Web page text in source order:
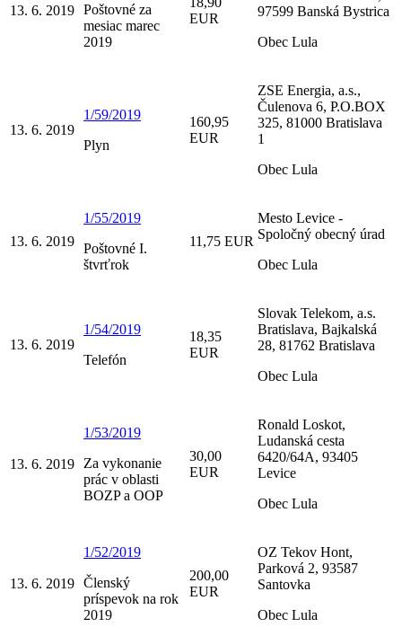
13. 6. 2019 Poštovné za
mesiac marec
2019
EUR
97599 Banská Bystrica
Obec Lula
13. 6. 2019
1/59/2019
Plyn
160,95
EUR
ZSE Energia, a.s.,
Čulenova 6, P.O.BOX
325, 81000 Bratislava
1
Obec Lula
13. 6. 2019
1/55/2019
Poštovné I.
štvrťrok
11,75 EUR
Mesto Levice -
Spoločný obecný úrad
Obec Lula
13. 6. 2019
1/54/2019
Telefón
18,35
EUR
Slovak Telekom, a.s.
Bratislava, Bajkalská
28, 81762 Bratislava
Obec Lula
13. 6. 2019
1/53/2019
Za vykonanie
prác v oblasti
BOZP a OOP
30,00
EUR
Ronald Loskot,
Ludanská cesta
6420/64A, 93405
Levice
Obec Lula
13. 6. 2019
1/52/2019
Členský
príspevok na rok
2019
200,00
EUR
OZ Tekov Hont,
Parková 2, 93587
Santovka
Obec Lula